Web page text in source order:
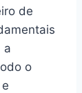
de
a
o